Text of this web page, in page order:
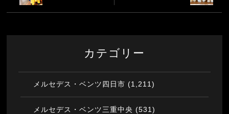
カテゴリー
メルセデス・ベンツ四日市 (1,211)
メルセデス・ベンツ三重中央 (531)